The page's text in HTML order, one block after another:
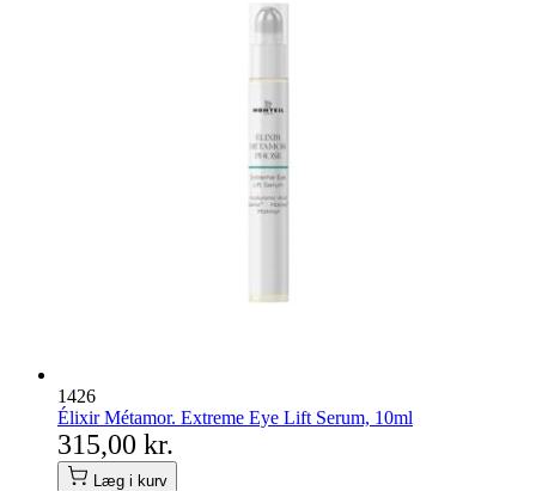
1426
Élixir Métamor. Extreme Eye Lift Serum, 10ml
315,00 kr.
Læg i kurv